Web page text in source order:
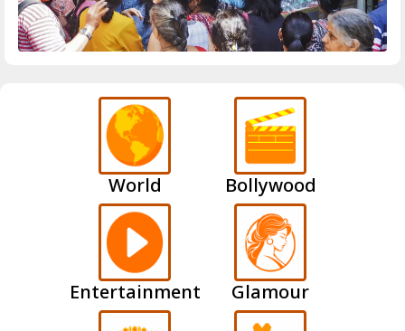
World Bollywood
Entertainment Glamour